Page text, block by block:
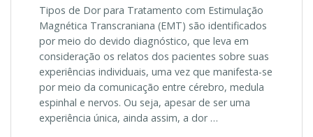
Tipos de Dor para Tratamento com Estimulação
Magnética Transcraniana (EMT) são identificados
por meio do devido diagnóstico, que leva em
consideração os relatos dos pacientes sobre suas
experiências individuais, uma vez que manifesta-se
por meio da comunicação entre cérebro, medula
espinhal e nervos. Ou seja, apesar de ser uma
experiência única, ainda assim, a dor …